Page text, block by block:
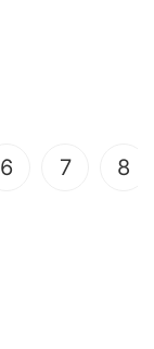
6 7 8